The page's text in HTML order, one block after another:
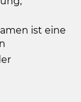
ist eine